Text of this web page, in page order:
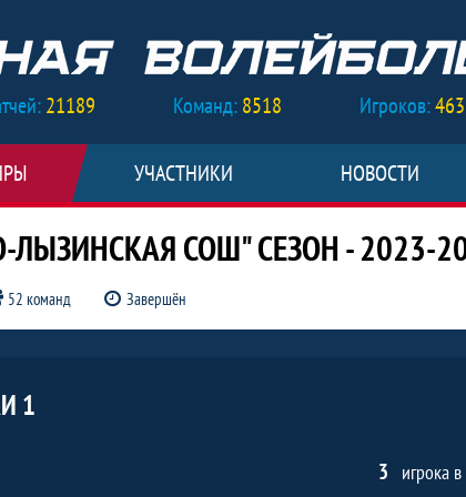
21189 Команд:8518 Игроков:
УЧАСТНИКИ НОВОСТИ
СОШ" СЕЗОН - 2023-
52 команд Завершён
1, Внутришкольный МБОУ "Мало-
1
3 игрока